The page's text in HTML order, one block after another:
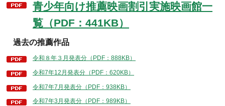
青少年向け推薦映画割引実施映画館一
覧（PDF：441KB）
過去の推薦作品
令和８年３月発表分（PDF：888KB）
令和7年12月発表分（PDF：620KB）
令和7年7月発表分（PDF：938KB）
令和7年3月発表分（PDF：989KB）